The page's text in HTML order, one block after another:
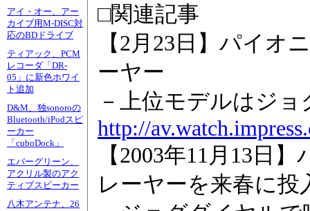
アイ・オー、アー
カイブ用M-DISC対
応のBDドライブ
ティアック、PCM
レコーダ「DR-
05」に新色ホワイ
ト追加
D&M、独sonoroの
Bluetooth/iPodスピ
ーカー
「cuboDock」
エバーグリーン、
アクリル製のアク
ティブスピーカー
八木アンテナ、26
□関連記事
【2月23日】パイオ
ーヤー
－上位モデルはジ
http://
【2003年11月13日
レーヤーを来春に投